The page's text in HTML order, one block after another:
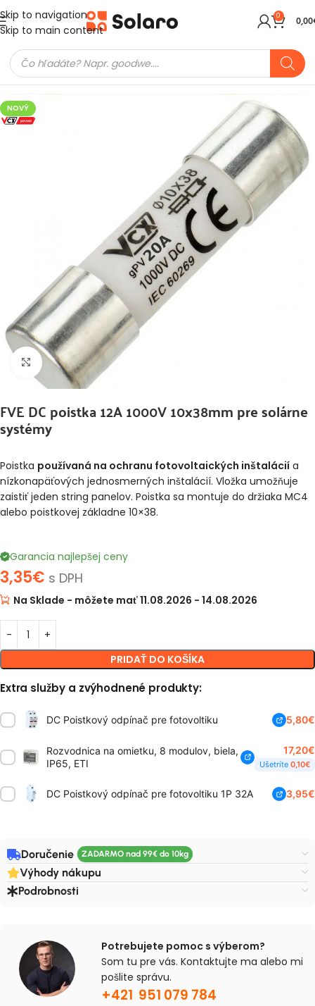
Skip to navigation
Skip to main content
0 0,00
Domov FV Montážne prvky Elektro Poistky
NOVÝ
Klikni pre zväčšenie
FVE DC poistka 12A 1000V 10x38mm pre solárne
systémy
Poistka používaná na ochranu fotovoltaických inštalácií a
nízkonapäťových jednosmerných inštalácií. Vložka umožňuje
zaistiť jeden string panelov. Poistka sa montuje do držiaka MC4
alebo poistkovej základne 10×38.
Garancia najlepšej ceny
3,35€ s DPH
Na Sklade - môžete mať 11.08.2026 - 14.08.2026
PRIDAŤ DO KOŠÍKA
Extra služby a zvýhodnené produkty:
DC Poistkový odpínač pre fotovoltiku 5,80€
Rozvodnica na omietku, 8 modulov, biela,
IP65, ETI
17,20€
Ušetríte 0,10€
DC Poistkový odpínač pre fotovoltiku 1P 32A 3,95€
Doručenie
Výhody nákupu
Podrobnosti
Potrebujete pomoc s výberom?
Som tu pre vás. Kontaktujte ma alebo mi
pošlite správu.
+421 951 079 784